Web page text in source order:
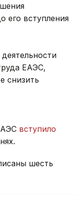
его вступления
ЕАЭС,
снизить
вступило
шесть